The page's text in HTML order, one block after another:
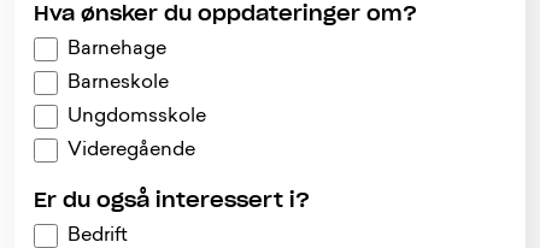
Hva ønsker du oppdateringer om?
Barnehage
Barneskole
Ungdomsskole
Videregående
Er du også interessert i?
Bedrift